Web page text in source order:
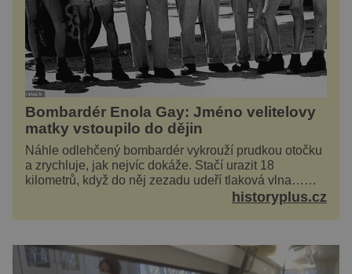
Bombardér Enola Gay: Jméno velitelovy
matky vstoupilo do dějin
Náhle odlehčený bombardér vykrouží prudkou otočku
a zrychluje, jak nejvíc dokáže. Stačí urazit 18
kilometrů, když do něj zezadu udeří tlaková vlna…
Americké rozhodnutí svrhnout ničivou jadernou
historyplus.cz